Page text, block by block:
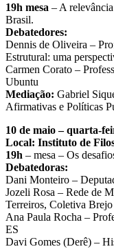
19h mesa – A
Brasil.
Debatedores:
Dennis de Oliveira –
Estrutural: uma
Carmen Corato –
Ubuntu
Mediação: Gabriel
Afirmativas e Políticas
10 de maio – quarta-
Local: Instituto de
19h – mesa – Os
Debatedoras:
Dani Monteiro –
Jozeli Rosa – Rede de
Terreiros, Coletiva
Ana Paula Rocha –
ES
Davi Gomes (Derê) –